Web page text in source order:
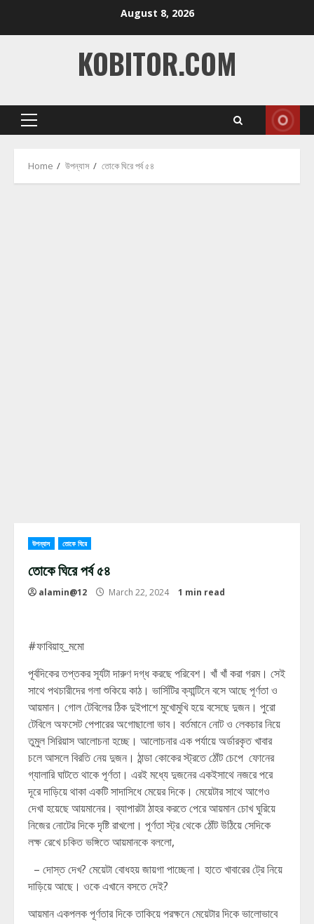
August 8, 2026
KOBITOR.COM
Primary
Home উপন্যাস তোকে ঘিরে পর্ব ৫৪
উপন্যাস তোকে ঘিরে
তোকে ঘিরে পর্ব ৫৪
alamin@12 March 22, 2024 1 min read
#ফাবিয়াহ্_মমো
পূর্বদিকের তপ্তকর সূর্যটা দারুণ দগ্ধ করছে পরিবেশ। খাঁ খাঁ করা গরম। সেই
সাথে পথচারীদের গলা শুকিয়ে কাঠ। ভার্সিটির ক্যান্টিনে বসে আছে পূর্ণতা ও
আয়মান। গোল টেবিলের ঠিক দুইপাশে মুখোমুখি হয়ে বসেছে দুজন। পুরো
টেবিলে অফসেট পেপারের অগোছালো ভাব। বর্তমানে নোট ও লেকচার নিয়ে
তুমুল সিরিয়াস আলোচনা হচ্ছে। আলোচনার এক পর্যায়ে অর্ডারকৃত খাবার
চলে আসলে বিরতি নেয় দুজন। ঠান্ডা কোকের স্ট্রতে ঠোঁট চেপে ফোনের
গ্যালারি ঘাটতে থাকে পূর্ণতা। এরই মধ্যে দুজনের একইসাথে নজরে পরে
দূরে দাড়িয়ে থাকা একটি সাদাসিধে মেয়ের দিকে। মেয়েটার সাথে আগেও
দেখা হয়েছে আয়মানের। ব্যাপারটা ঠাহর করতে পেরে আয়মান চোখ ঘুরিয়ে
নিজের নোটের দিকে দৃষ্টি রাখলো। পূর্ণতা স্ট্র থেকে ঠোঁট উঠিয়ে সেদিকে
লক্ষ রেখে চকিত ভঙ্গিতে আয়মানকে বললো,
– দোস্ত দেখ? মেয়েটা বোধহয় জায়গা পাচ্ছেনা। হাতে খাবারের ট্রে নিয়ে
দাড়িয়ে আছে। ওকে এখানে বসতে দেই?
আয়মান একপলক পূর্ণতার দিকে তাকিয়ে পরক্ষনে মেয়েটার দিকে ভালোভাবে